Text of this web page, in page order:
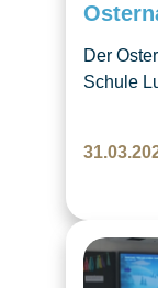
Der
Schule
bunte